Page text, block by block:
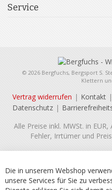
Service
© 2026 Bergfuchs, Bergsport S.
Klettern
Vertrag widerrufen Kontakt
Datenschutz
Alle Preise inkl. MWSt. in
Fehler, Irrtümer und
Die in unserem Webshop
unsere Services für Sie zu